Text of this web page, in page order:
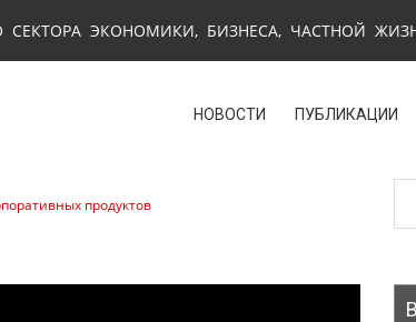
СЕКТОРА ЭКОНОМИКИ, БИЗНЕСА, ЧАСТНОЙ
НОВОСТИ ПУБЛИКАЦИИ
продуктов